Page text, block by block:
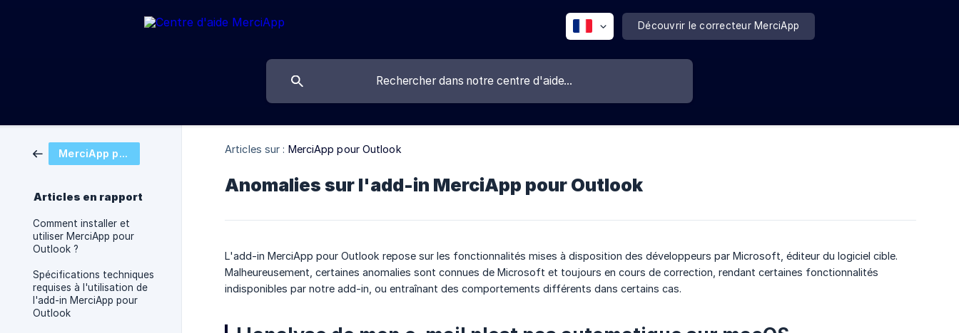
Découvrir le correcteur MerciApp
MerciApp pour Outlook
Articles en rapport
Comment installer et
utiliser MerciApp pour
Outlook ?
Spécifications techniques
requises à l'utilisation de
l'add-in MerciApp pour
Outlook
Articles sur : MerciApp pour Outlook
Anomalies sur l'add-in MerciApp pour Outlook
L'add-in MerciApp pour Outlook repose sur les fonctionnalités mises à disposition des développeurs par Microsoft, éditeur du logiciel cible.
Malheureusement, certaines anomalies sont connues de Microsoft et toujours en cours de correction, rendant certaines fonctionnalités
indisponibles par notre add-in, ou entraînant des comportements différents dans certains cas.